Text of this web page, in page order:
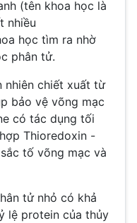
(tên khoa học là
nhiều
học tìm ra nhờ
phân tử.
nhiên chiết xuất từ
bảo vệ võng mạc
có tác dụng tối
Thioredoxin -
tố võng mạc và
tử nhỏ có khả
lệ protein của thủy